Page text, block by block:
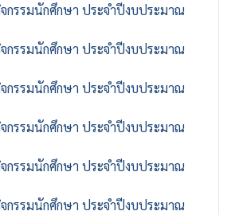
รรมนักศึกษา ประจำปีงบประมาณ
รรมนักศึกษา ประจำปีงบประมาณ
รรมนักศึกษา ประจำปีงบประมาณ
รรมนักศึกษา ประจำปีงบประมาณ
รรมนักศึกษา ประจำปีงบประมาณ
รรมนักศึกษา ประจำปีงบประมาณ